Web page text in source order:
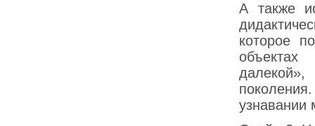
А также
которое
далекой»,
узнавании